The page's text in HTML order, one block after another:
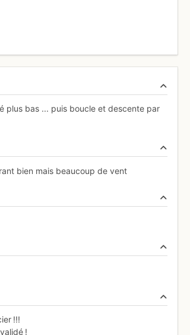
plus bas ... puis boucle et descente par
bien mais beaucoup de vent
!!!
!